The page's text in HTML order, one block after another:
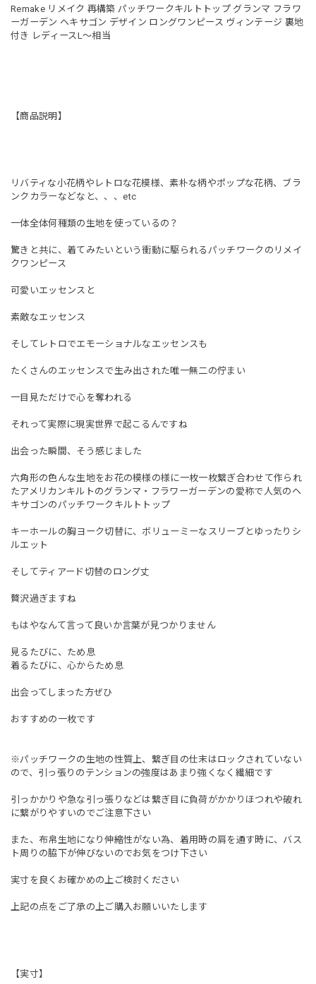
Remake リメイク 再構築 パッチワークキルトトップ グランマ フラワ
ーガーデン ヘキサゴン デザイン ロングワンピース ヴィンテージ 裏地
付き レディースL〜相当
【商品説明】
リバティな小花柄やレトロな花模様、素朴な柄やポップな花柄、ブラ
ンクカラーなどなと、、、etc
一体全体何種類の生地を使っているの？
驚きと共に、着てみたいという衝動に駆られるパッチワークのリメイ
クワンピース
可愛いエッセンスと
素敵なエッセンス
そしてレトロでエモーショナルなエッセンスも
たくさんのエッセンスで生み出された唯一無二の佇まい
一目見ただけで心を奪われる
それって実際に現実世界で起こるんですね
出会った瞬間、そう感じました
六角形の色んな生地をお花の模様の様に一枚一枚繋ぎ合わせて作られ
たアメリカンキルトのグランマ・フラワーガーデンの愛称で人気のヘ
キサゴンのパッチワークキルトトップ
キーホールの胸ヨーク切替に、ボリューミーなスリーブとゆったりシ
ルエット
そしてティアード切替のロング丈
贅沢過ぎますね
もはやなんて言って良いか言葉が見つかりません
見るたびに、ため息
着るたびに、心からため息
出会ってしまった方ぜひ
おすすめの一枚です
※パッチワークの生地の性質上、繋ぎ目の仕末はロックされていない
ので、引っ張りのテンションの強度はあまり強くなく繊細です
引っかかりや急な引っ張りなどは繋ぎ目に負荷がかかりほつれや破れ
に繋がりやすいのでご注意下さい
また、布帛生地になり伸縮性がない為、着用時の肩を通す時に、バス
ト周りの脇下が伸びないのでお気をつけ下さい
実寸を良くお確かめの上ご検討ください
上記の点をご了承の上ご購入お願いいたします
【実寸】